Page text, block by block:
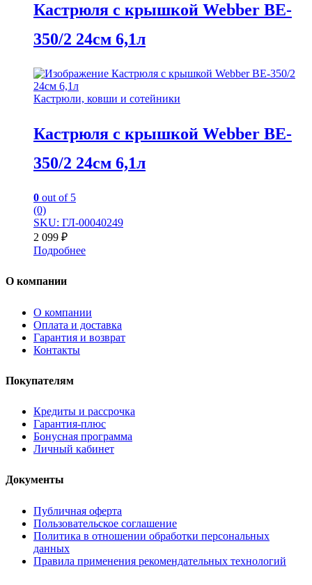
Кастрюля с крышкой Webber BE-
350/2 24см 6,1л
Кастрюли, ковши и сотейники
Кастрюля с крышкой Webber BE-
350/2 24см 6,1л
0 out of 5
(0)
SKU: ГЛ-00040249
2 099 ₽
Подробнее
О компании
О компании
Оплата и доставка
Гарантия и возврат
Контакты
Покупателям
Кредиты и рассрочка
Гарантия-плюс
Бонусная программа
Личный кабинет
Документы
Публичная оферта
Пользовательское соглашение
Политика в отношении обработки персональных
данных
Правила применения рекомендательных технологий